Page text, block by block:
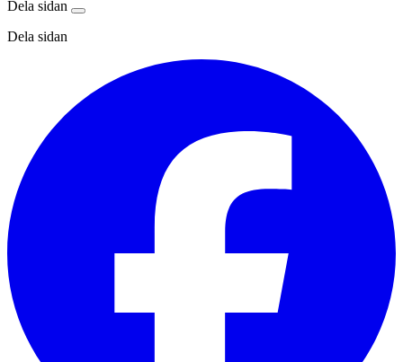
Dela sidan
Dela sidan